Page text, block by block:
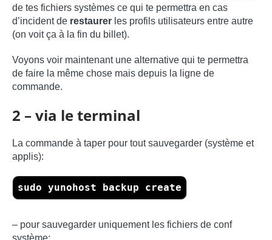
de tes fichiers systèmes ce qui te permettra en cas
d’incident de restaurer les profils utilisateurs entre autre
(on voit ça à la fin du billet).
Voyons voir maintenant une alternative qui te permettra
de faire la même chose mais depuis la ligne de
commande.
2 – via le terminal
La commande à taper pour tout sauvegarder (système et
applis):
sudo yunohost backup create
– pour sauvegarder uniquement les fichiers de conf
système: